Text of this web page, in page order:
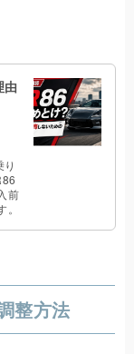
由
前
整方法